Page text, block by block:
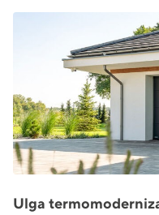
Ulga